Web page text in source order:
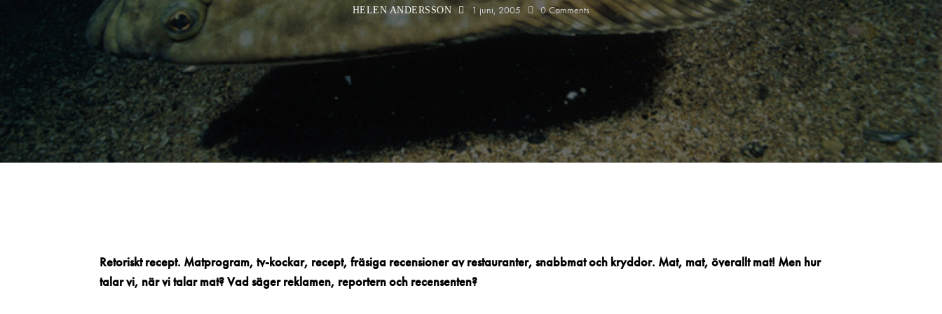
HELEN ANDERSSON 1 juni, 2005 0 Comments
Retoriskt recept. Matprogram, tv-kockar, recept, fräsiga recensioner av restauranter, snabbmat och kryddor. Mat, mat, överallt mat! Men hur
talar vi, när vi talar mat? Vad säger reklamen, reportern och recensenten?